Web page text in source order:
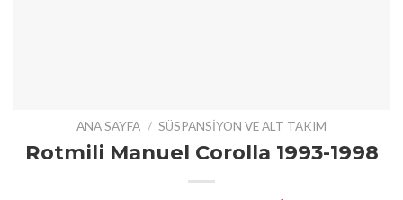
ANA SAYFA / SÜSPANSIYON VE ALT TAKIM
Rotmili Manuel Corolla 1993-1998